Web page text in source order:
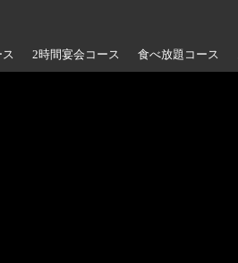
ス 2時間宴会コース 食べ放題コース